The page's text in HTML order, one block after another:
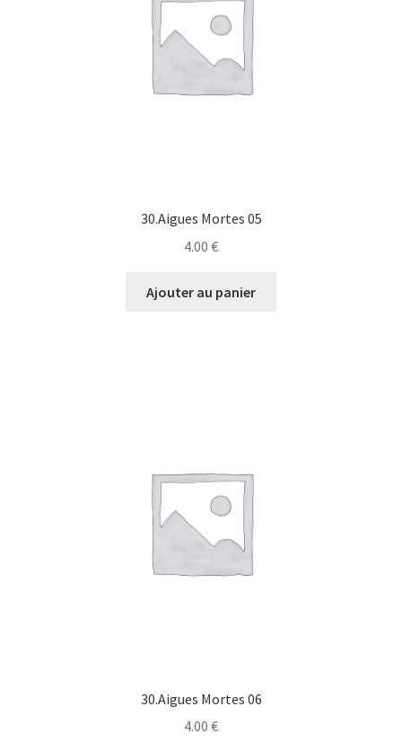
30.Aigues Mortes 05
4.00 €
Ajouter au panier
30.Aigues Mortes 06
4.00 €